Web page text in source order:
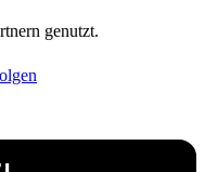
genutzt.